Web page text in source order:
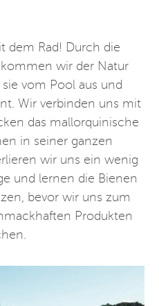
dem Rad! Durch die
wir der Natur
vom Pool aus und
Wir verbinden uns mit
das mallorquinische
in seiner ganzen
wir uns ein wenig
und lernen die Bienen
bevor wir uns zum
Produkten